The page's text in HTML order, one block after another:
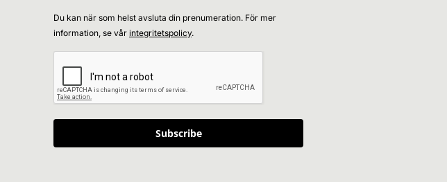
Du kan när som helst avsluta din prenumeration. För mer
information, se vår integritetspolicy.
Subscribe